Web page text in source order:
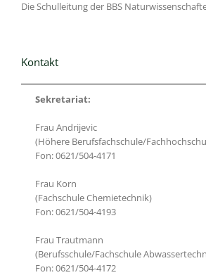
Die Schulleitung der BBS
Kontakt
Sekretariat:
Frau Andrijevic
(Höhere Berufsfachschule/
Fon: 0621/504-4171
Frau Korn
(Fachschule Chemietechnik)
Fon: 0621/504-4193
Frau Trautmann
(Berufsschule/Fachschule
Fon: 0621/504-4172